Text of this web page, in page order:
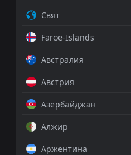
Свят
Faroe-Islands
Австралия
Австрия
Азербайджан
Алжир
Аржентина